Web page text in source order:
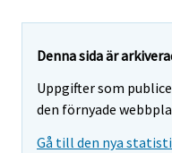
Denna sida är
Uppgifter som
den förnyade
Gå till den nya